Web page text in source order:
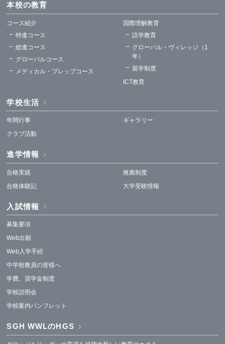
本校の教育
コース紹介
特進コース
総進コース
グローバルコース
メディカル・プレップコース
国際理解教育
語学教育
グローバル・ヴィレッジ（1
年）
留学制度
ICT教育
学校生活
年間行事
クラブ活動
ギャラリー
進学情報
合格実績
合格体験記
推薦制度
大学受験情報
入試情報
募集要項
Web出願
Web入学手続
中学校教員の皆様へ
学費、奨学金制度
学校説明会
学校案内パンフレット
SGH WWLのHGS